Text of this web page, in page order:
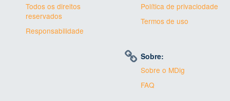
Todos os direitos
reservados
Responsabilidade
Política de privaciodade
Termos de uso
Sobre:
Sobre o MDig
FAQ